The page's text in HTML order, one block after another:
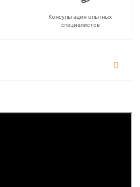
Консультация опытных
специалистов